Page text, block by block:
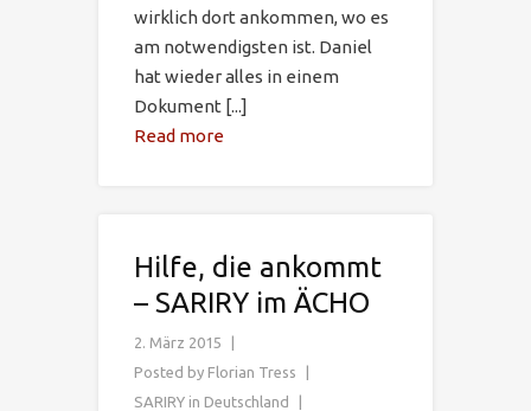
wirklich dort ankommen, wo es
am notwendigsten ist. Daniel
hat wieder alles in einem
Dokument [...]
Read more
Hilfe, die ankommt
– SARIRY im ÄCHO
2. März 2015
Posted by Florian Tress
SARIRY in Deutschland